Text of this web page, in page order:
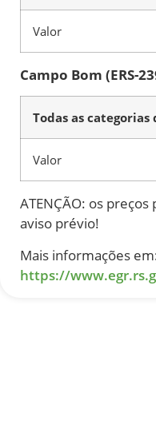
Valor
Campo Bom (ERS-
Todas as categorias
Valor
ATENÇÃO: os
aviso prévio!
Mais informações
https://